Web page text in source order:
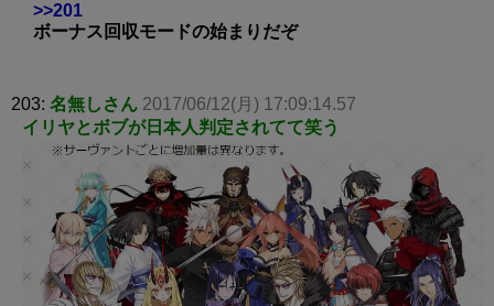
>>201
ボーナス回収モードの始まりだぞ
203: 名無しさん 2017/06/12(月) 17:09:14.57
イリヤとボブが日本人判定されてて笑う